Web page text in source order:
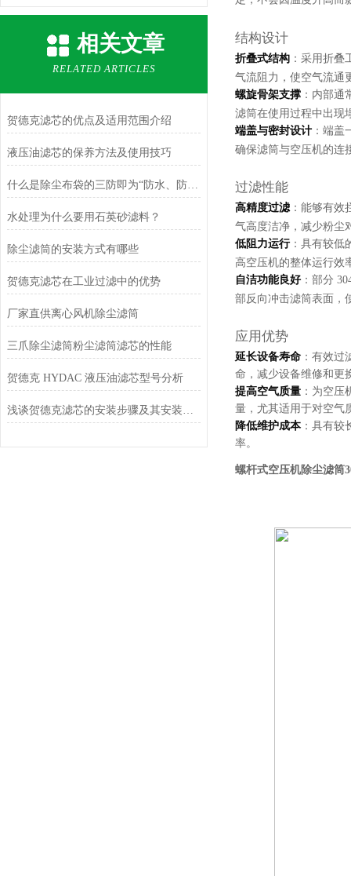
相关文章
RELATED ARTICLES
贺德克滤芯的优点及适用范围介绍
液压油滤芯的保养方法及使用技巧
什么是除尘布袋的三防即为“防水、防油、防静电”
水处理为什么要用石英砂滤料？
除尘滤筒的安装方式有哪些
贺德克滤芯在工业过滤中的优势
厂家直供离心风机除尘滤筒
三爪除尘滤筒粉尘滤筒滤芯的性能
贺德克 HYDAC 液压油滤芯型号分析
浅谈贺德克滤芯的安装步骤及其安装注意事项
结构设计
折叠式结构 ：采用折
气流阻力，使空气流通
螺旋骨架支撑 ：内部
滤筒在使用过程中出现
端盖与密封设计 ：端
确保滤筒与空压机的连
过滤性能
高精度过滤 ：能够有
气高度洁净，减少粉尘
低阻力运行：具有较低
高空压机的整体运行效
自洁功能良好：部分
部反向冲击滤筒表面，
应用优势
延长设备寿命 ：有效
命，减少设备维修和更
提高空气质量 ：为空
量，尤其适用于对空气
降低维护成本：具有较
率。
螺杆式空压机除尘滤筒